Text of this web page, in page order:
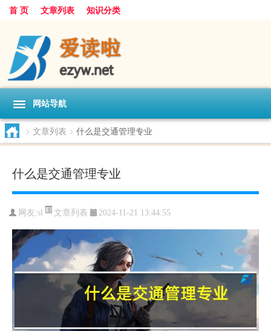
首 页 文章列表 知识分类
网站导航
> 文章列表 > 什么是交通管理专业
什么是交通管理专业
网友:sl 文章列表 2024-11-21 13:44:55